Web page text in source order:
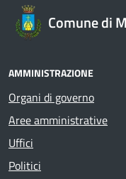
Comune di
AMMINISTRAZIONE
Organi di governo
Aree amministrative
Uffici
Politici